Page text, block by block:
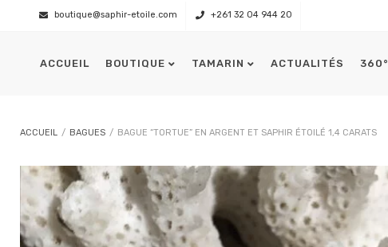
boutique@saphir-etoile.com +261 32 04 944 20
ACCUEIL BOUTIQUE TAMARIN
Présentation L’équipage
ACTUALITÉS 360°
ACCUEIL / BAGUES / BAGUE “TORTUE” EN ARGENT ET SAPHIR ÉTOILÉ 1,4 CARATS